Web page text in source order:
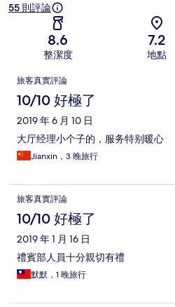
55 則評論
8.6
整潔度
7.2
地點
評
論
旅客真實評論
10/10 好極了
2019 年 6 月 10 日
大厅经理小个子的，服务特别暖心
Jianxin，3 晚旅行
旅客真實評論
10/10 好極了
2019 年 1 月 16 日
禮賓部人員十分親切有禮
默默，1 晚旅行